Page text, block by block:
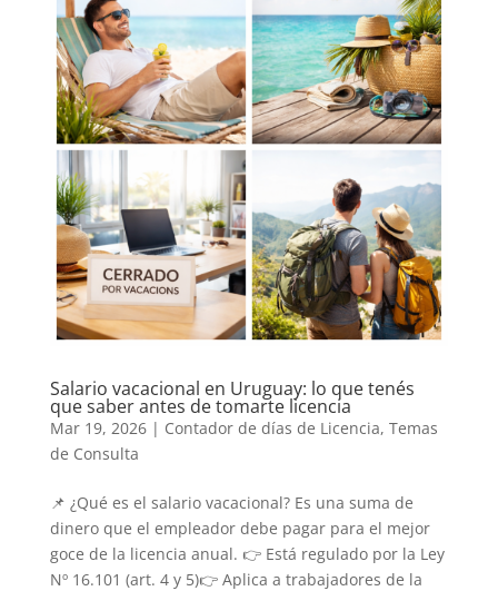
Salario vacacional en Uruguay: lo que tenés
que saber antes de tomarte licencia
Mar 19, 2026| Contador de días de Licencia, Temas
de Consulta
📌 ¿Qué es el salario vacacional? Es una suma de
dinero que el empleador debe pagar para el mejor
goce de la licencia anual. 👉 Está regulado por la Ley
Nº 16.101 (art. 4 y 5)👉 Aplica a trabajadores de la